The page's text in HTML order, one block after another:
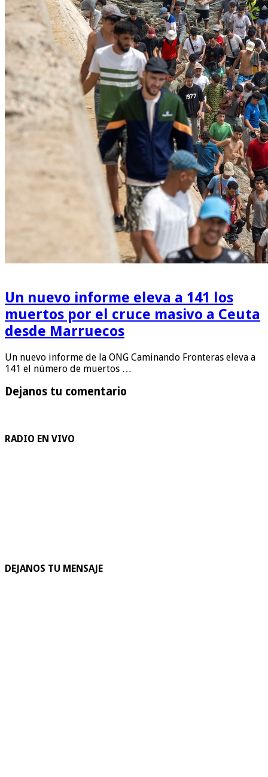
Un nuevo informe eleva a 141 los
muertos por el cruce masivo a Ceuta
desde Marruecos
Un nuevo informe de la ONG Caminando Fronteras eleva a
141 el número de muertos …
Dejanos tu comentario
RADIO EN VIVO
DEJANOS TU MENSAJE